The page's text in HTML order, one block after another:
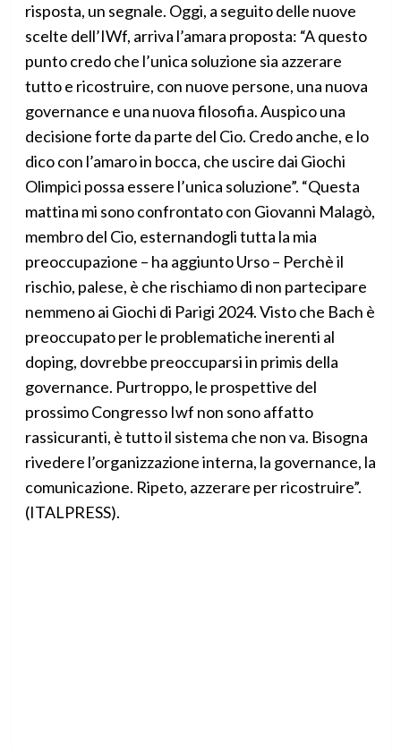
risposta, un segnale. Oggi, a seguito delle nuove
scelte dell’IWf, arriva l’amara proposta: “A questo
punto credo che l’unica soluzione sia azzerare
tutto e ricostruire, con nuove persone, una nuova
governance e una nuova filosofia. Auspico una
decisione forte da parte del Cio. Credo anche, e lo
dico con l’amaro in bocca, che uscire dai Giochi
Olimpici possa essere l’unica soluzione”. “Questa
mattina mi sono confrontato con Giovanni Malagò,
membro del Cio, esternandogli tutta la mia
preoccupazione – ha aggiunto Urso – Perchè il
rischio, palese, è che rischiamo di non partecipare
nemmeno ai Giochi di Parigi 2024. Visto che Bach è
preoccupato per le problematiche inerenti al
doping, dovrebbe preoccuparsi in primis della
governance. Purtroppo, le prospettive del
prossimo Congresso Iwf non sono affatto
rassicuranti, è tutto il sistema che non va. Bisogna
rivedere l’organizzazione interna, la governance, la
comunicazione. Ripeto, azzerare per ricostruire”.
(ITALPRESS).